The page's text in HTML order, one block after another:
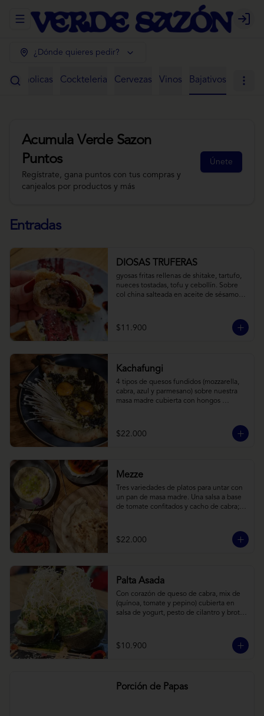
Abrir menu de navegación Login
¿Dónde quieres pedir?
Alcoholicas Cockteleria Cervezas Vinos Bajativos
Acumula Verde Sazon
Puntos
Regístrate, gana puntos con tus compras y
canjealos por productos y más
Únete
Entradas
DIOSAS TRUFERAS
gyosas fritas rellenas de shitake, tartufo,
nueces tostadas, tofu y cebollín. Sobre
col china salteada en aceite de sésamo,
$11.900
Kachafungi
4 tipos de quesos fundidos (mozzarella,
cabra, azul y parmesano) sobre nuestra
masa madre cubierta con hongos
frescas y pequeños toques de
chimichurri.
$22.000
Mezze
Tres variedades de platos para untar con
un pan de masa madre. Una salsa a base
de tomate confitados y cacho de cabra;
cebollas horneadas largamente, con
toques de aceite asiático sobre cama de
$22.000
Palta Asada
Con corazón de queso de cabra, mix de
(quínoa, tomate y pepino) cubierta en
salsa de yogurt, pesto de cilantro y brotes
$10.900
Porción de Papas